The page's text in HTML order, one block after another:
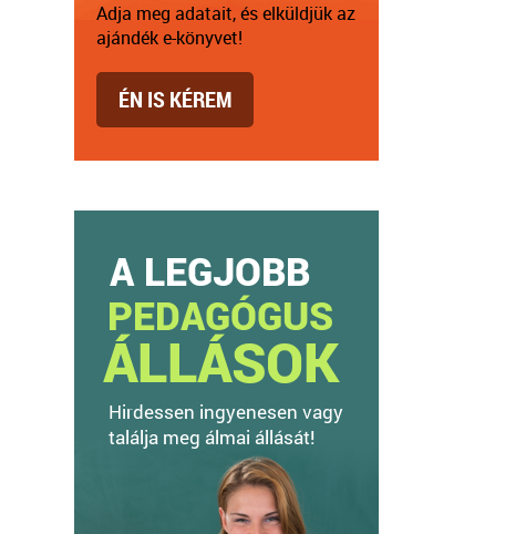
Adja meg adatait, és elküldjük az
ajándék e-könyvet!
ÉN IS KÉREM